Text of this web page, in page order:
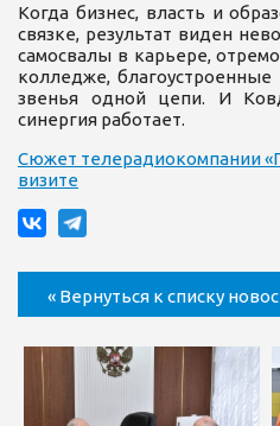
Когда бизнес, власть и
связке, результат виден
самосвалы в карьере,
колледже,
звенья одной цепи. И
синергия работает.
Сюжет телерадиокомпании
визите
« Вернуться к списку